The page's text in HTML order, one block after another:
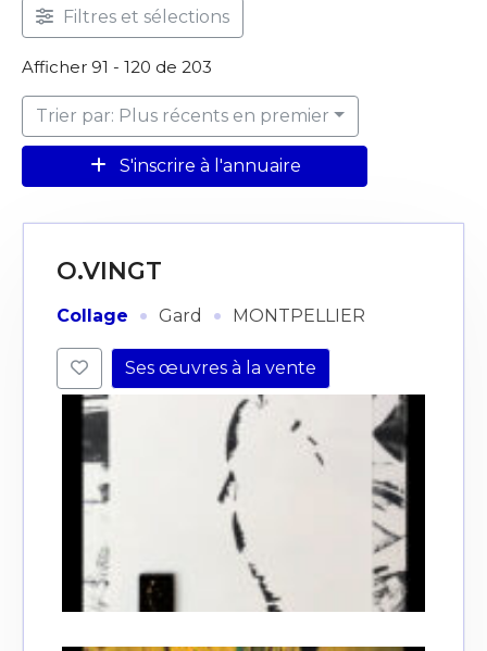
Filtres et sélections
Afficher 91 - 120 de 203
Trier par: Plus récents en premier
S'inscrire à l'annuaire
O.VINGT
Collage · Gard · MONTPELLIER
Ses œuvres à la vente